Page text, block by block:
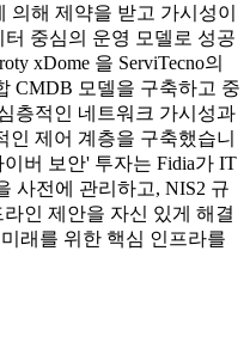
의해 제약을 받고 가시성이
중심의 운영 모델로 성공
xDome 을 ServiTecno의
CMDB 모델을 구축하고 중
층적인 네트워크 가시성과
제어 계층을 구축했습니
버 보안' 투자는 Fidia가 IT
사전에 관리하고, NIS2 규
인 제안을 자신 있게 해결
래를 위한 핵심 인프라를